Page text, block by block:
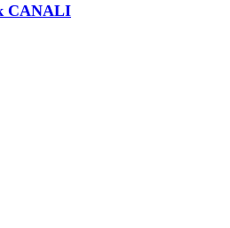
CANALI